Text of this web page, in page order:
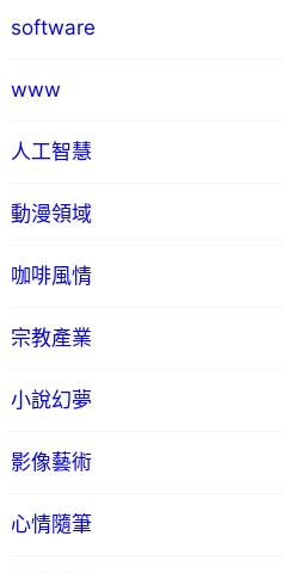
software
www
人工智慧
動漫領域
咖啡風情
宗教產業
小說幻夢
影像藝術
心情隨筆